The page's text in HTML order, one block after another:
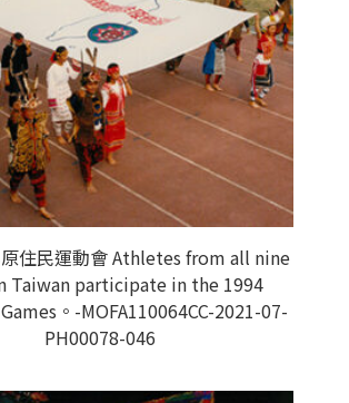
住民運動會 Athletes from all nine
Taiwan participate in the 1994
。-MOFA110064CC-2021-07-
PH00078-046